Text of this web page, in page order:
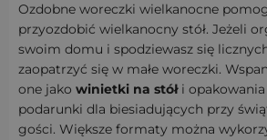
Ozdobne woreczki wielkanocne
przyozdobić wielkanocny stół. Jeżeli
swoim domu i spodziewasz się
zaopatrzyć się w małe woreczki.
one jako winietki na stółi
podarunki dla biesiadujących przy
gości. Większe formaty można